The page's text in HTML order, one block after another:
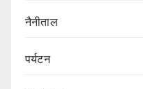
नैनीताल
पर्यटन